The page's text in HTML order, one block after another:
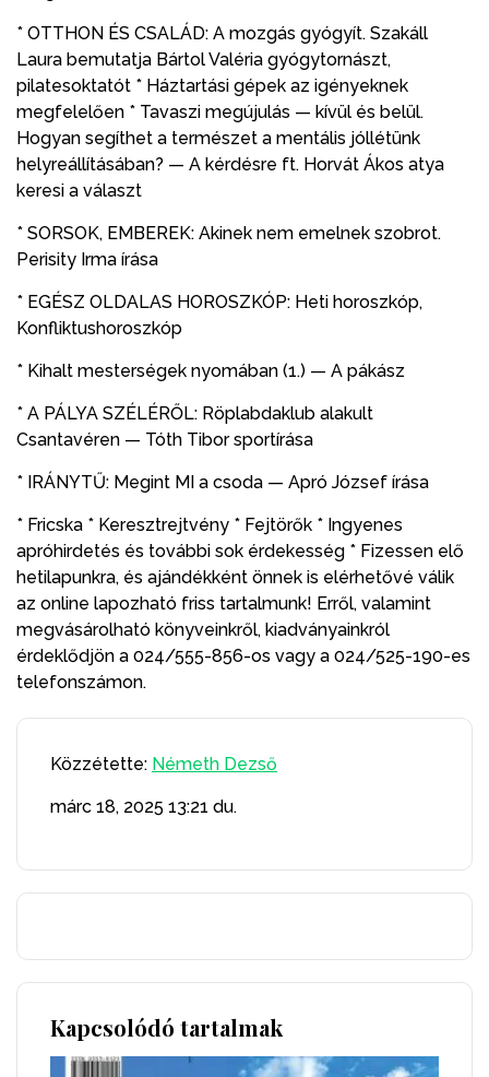
* OTTHON ÉS CSALÁD: A mozgás gyógyít. Szakáll
Laura bemutatja Bártol Valéria gyógytornászt,
pilatesoktatót * Háztartási gépek az igényeknek
megfelelően * Tavaszi megújulás — kívül és belül.
Hogyan segíthet a természet a mentális jóllétünk
helyreállításában? — A kérdésre ft. Horvát Ákos atya
keresi a választ
* SORSOK, EMBEREK: Akinek nem emelnek szobrot.
Perisity Irma írása
* EGÉSZ OLDALAS HOROSZKÓP: Heti horoszkóp,
Konfliktushoroszkóp
* Kihalt mesterségek nyomában (1.) — A pákász
* A PÁLYA SZÉLÉRŐL: Röplabdaklub alakult
Csantavéren — Tóth Tibor sportírása
* IRÁNYTŰ: Megint MI a csoda — Apró József írása
* Fricska * Keresztrejtvény * Fejtörők * Ingyenes
apróhirdetés és további sok érdekesség * Fizessen elő
hetilapunkra, és ajándékként önnek is elérhetővé válik
az online lapozható friss tartalmunk! Erről, valamint
megvásárolható könyveinkről, kiadványainkról
érdeklődjön a 024/555-856-os vagy a 024/525-190-es
telefonszámon.
Közzétette: Németh Dezső
márc 18, 2025 13:21 du.
Kapcsolódó tartalmak